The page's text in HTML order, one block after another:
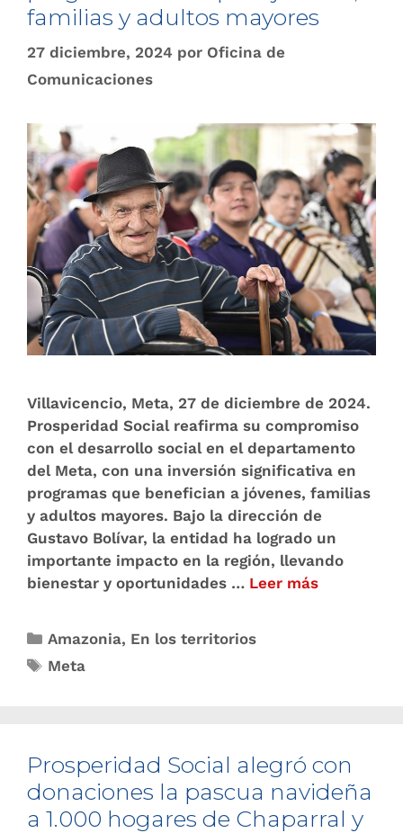
familias y adultos mayores
27 diciembre, 2024 por Oficina de
Comunicaciones
Villavicencio, Meta, 27 de diciembre de 2024.
Prosperidad Social reafirma su compromiso
con el desarrollo social en el departamento
del Meta, con una inversión significativa en
programas que benefician a jóvenes, familias
y adultos mayores. Bajo la dirección de
Gustavo Bolívar, la entidad ha logrado un
importante impacto en la región, llevando
bienestar y oportunidades … Leer más
Amazonia, En los territorios
Meta
Prosperidad Social alegró con
donaciones la pascua navideña
a 1.000 hogares de Chaparral y